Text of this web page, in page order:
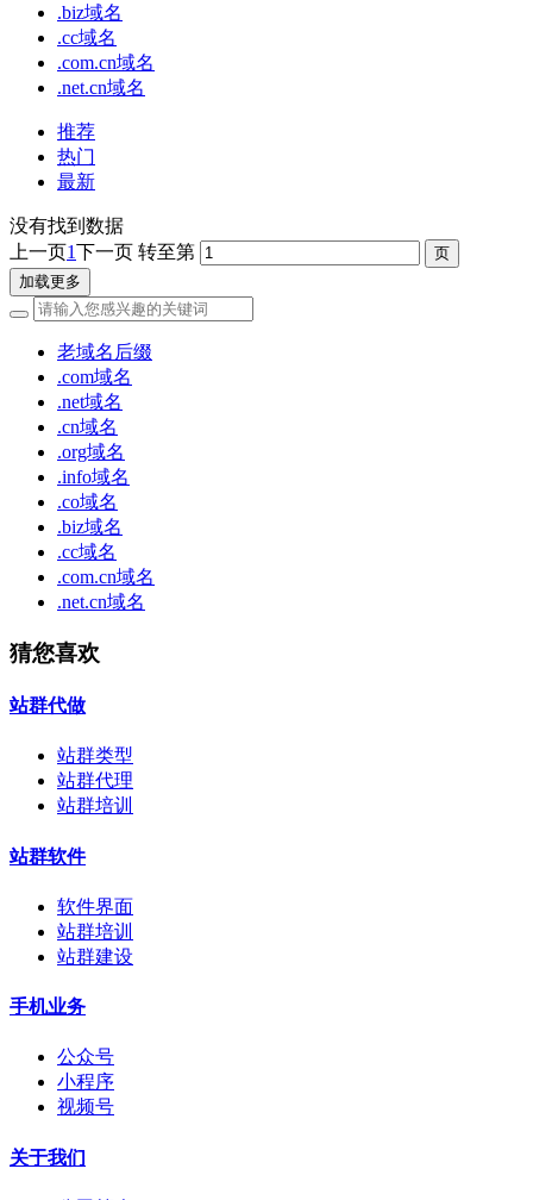
.biz域名
.cc域名
.com.cn域名
.net.cn域名
推荐
热门
最新
没有找到数据
上一页1下一页 转至第
加载更多
老域名后缀
.com域名
.net域名
.cn域名
.org域名
.info域名
.co域名
.biz域名
.cc域名
.com.cn域名
.net.cn域名
猜您喜欢
站群代做
站群类型
站群代理
站群培训
站群软件
软件界面
站群培训
站群建设
手机业务
公众号
小程序
视频号
关于我们